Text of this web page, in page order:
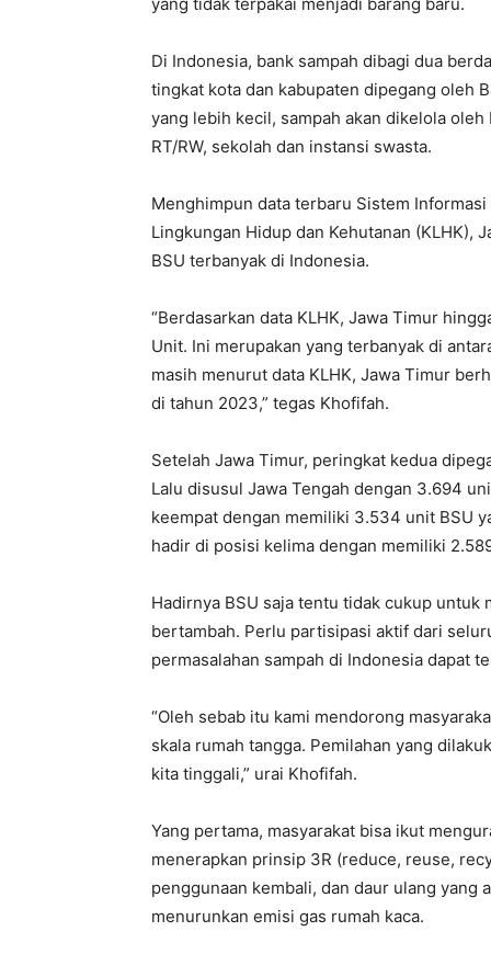
Di Indonesia, bank sampah dibagi dua
tingkat kota dan kabupaten dipegang oleh
yang lebih kecil, sampah akan dikelola oleh
RT/RW, sekolah dan instansi swasta.
Menghimpun data terbaru Sistem
Lingkungan Hidup dan Kehutanan (KLHK),
BSU terbanyak di Indonesia.
“Berdasarkan data KLHK, Jawa Timur
Unit. Ini merupakan yang terbanyak di
masih menurut data KLHK, Jawa Timur
di tahun 2023,” tegas Khofifah.
Setelah Jawa Timur, peringkat kedua
Lalu disusul Jawa Tengah dengan 3.694
keempat dengan memiliki 3.534 unit BSU
hadir di posisi kelima dengan memiliki
Hadirnya BSU saja tentu tidak cukup
bertambah. Perlu partisipasi aktif dari
permasalahan sampah di Indonesia dapat
“Oleh sebab itu kami mendorong
skala rumah tangga. Pemilahan yang
kita tinggali,” urai Khofifah.
Yang pertama, masyarakat bisa ikut
menerapkan prinsip 3R (reduce, reuse,
penggunaan kembali, dan daur ulang
menurunkan emisi gas rumah kaca.